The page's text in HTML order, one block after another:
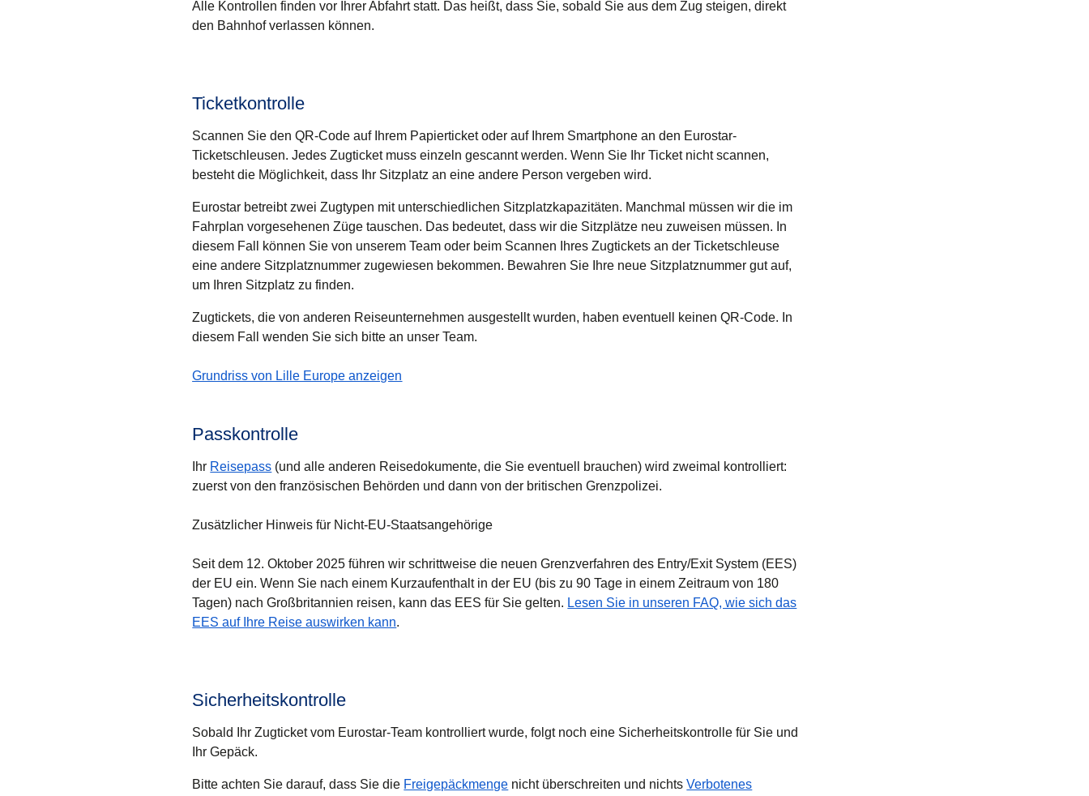
Alle Kontrollen finden vor Ihrer Abfahrt statt. Das heißt, dass Sie, sobald Sie aus dem Zug steigen, direkt
den Bahnhof verlassen können.
Ticketkontrolle
Scannen Sie den QR-Code auf Ihrem Papierticket oder auf Ihrem Smartphone an den Eurostar-
Ticketschleusen. Jedes Zugticket muss einzeln gescannt werden. Wenn Sie Ihr Ticket nicht scannen,
besteht die Möglichkeit, dass Ihr Sitzplatz an eine andere Person vergeben wird.
Eurostar betreibt zwei Zugtypen mit unterschiedlichen Sitzplatzkapazitäten. Manchmal müssen wir die im
Fahrplan vorgesehenen Züge tauschen. Das bedeutet, dass wir die Sitzplätze neu zuweisen müssen. In
diesem Fall können Sie von unserem Team oder beim Scannen Ihres Zugtickets an der Ticketschleuse
eine andere Sitzplatznummer zugewiesen bekommen. Bewahren Sie Ihre neue Sitzplatznummer gut auf,
um Ihren Sitzplatz zu finden.
Zugtickets, die von anderen Reiseunternehmen ausgestellt wurden, haben eventuell keinen QR-Code. In
diesem Fall wenden Sie sich bitte an unser Team.
Grundriss von Lille Europe anzeigen
-Ticketkontrolle
(Öffnet einen neuen Tab)
(öffnet eine PDF)
Passkontrolle
Ihr Reisepass (und alle anderen Reisedokumente, die Sie eventuell brauchen) wird zweimal kontrolliert:
zuerst von den französischen Behörden und dann von der britischen Grenzpolizei.
Zusätzlicher Hinweis für Nicht-EU-Staatsangehörige
Seit dem 12. Oktober 2025 führen wir schrittweise die neuen Grenzverfahren des Entry/Exit System (EES)
der EU ein. Wenn Sie nach einem Kurzaufenthalt in der EU (bis zu 90 Tage in einem Zeitraum von 180
Tagen) nach Großbritannien reisen, kann das EES für Sie gelten. Lesen Sie in unseren FAQ, wie sich das
EES auf Ihre Reise auswirken kann.
Sicherheitskontrolle
Sobald Ihr Zugticket vom Eurostar-Team kontrolliert wurde, folgt noch eine Sicherheitskontrolle für Sie und
Ihr Gepäck.
Bitte achten Sie darauf, dass Sie die Freigepäckmenge nicht überschreiten und nichtsVerbotenes